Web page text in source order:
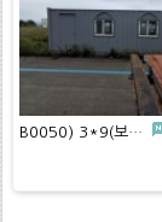
B0050) 3*9(보…